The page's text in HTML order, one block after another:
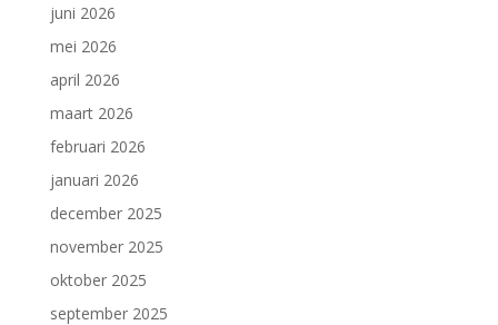
juni 2026
mei 2026
april 2026
maart 2026
februari 2026
januari 2026
december 2025
november 2025
oktober 2025
september 2025